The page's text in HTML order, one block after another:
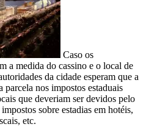
Caso os
a medida do cassino e o local de
da cidade esperam que a
parcela nos impostos estaduais
que deveriam ser devidos pelo
sobre estadias em hotéis,
etc.